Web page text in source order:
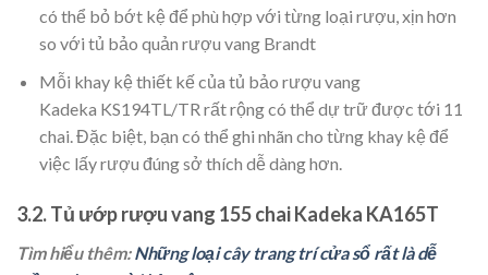
có thể bỏ bớt kệ để phù hợp với từng loại rượu, xịn hơn
so với tủ bảo quản rượu vang Brandt
Mỗi khay kệ thiết kế của tủ bảo rượu vang
Kadeka KS194TL/TR rất rộng có thể dự trữ được tới 11
chai. Đặc biệt, bạn có thể ghi nhãn cho từng khay kệ để
việc lấy rượu đúng sở thích dễ dàng hơn.
3.2. Tủ ướp rượu vang 155 chai Kadeka KA165T
Tìm hiểu thêm:Những loại cây trang trí cửa sổ rất là dễ